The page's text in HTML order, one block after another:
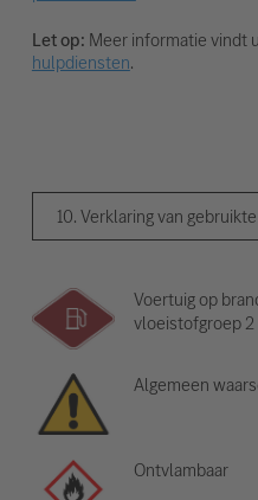
Let op: Meer informatie vindt
hulpdiensten.
10. Verklaring van
Voertuig op
vloeistofgroep 2
Algemeen
Ontvlambaar